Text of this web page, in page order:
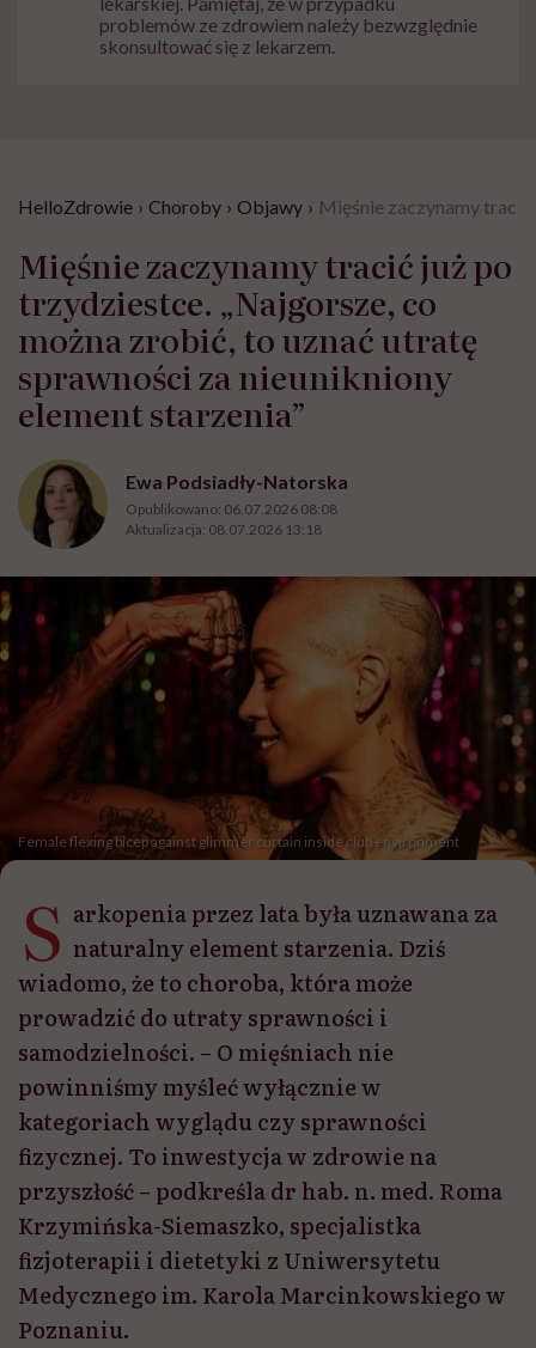
problemów ze zdrowiem należy bezwzględnie
skonsultować się z lekarzem.
HelloZdrowie › Choroby › Objawy › Mięśnie zaczynamy tracić
Mięśnie zaczynamy tracić już po
trzydziestce. „Najgorsze, co
można zrobić, to uznać utratę
sprawności za nieunikniony
element starzenia”
Ewa Podsiadły-Natorska
Opublikowano: 06.07.2026 08:08
Aktualizacja: 08.07.2026 13:18
Female flexing bicep against glimmer curtain inside club environment
S arkopenia przez lata była uznawana za
naturalny element starzenia. Dziś
wiadomo, że to choroba, która może
prowadzić do utraty sprawności i
samodzielności. – O mięśniach nie
powinniśmy myśleć wyłącznie w
kategoriach wyglądu czy sprawności
fizycznej. To inwestycja w zdrowie na
przyszłość – podkreśla dr hab. n. med. Roma
Krzymińska-Siemaszko, specjalistka
fizjoterapii i dietetyki z Uniwersytetu
Medycznego im. Karola Marcinkowskiego w
Poznaniu.